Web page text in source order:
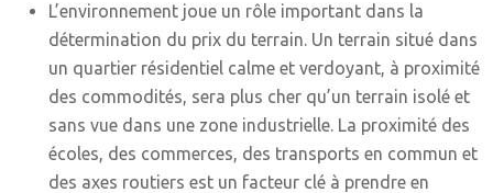
L’environnement joue un rôle important dans la
détermination du prix du terrain. Un terrain situé dans
un quartier résidentiel calme et verdoyant, à proximité
des commodités, sera plus cher qu’un terrain isolé et
sans vue dans une zone industrielle. La proximité des
écoles, des commerces, des transports en commun et
des axes routiers est un facteur clé à prendre en